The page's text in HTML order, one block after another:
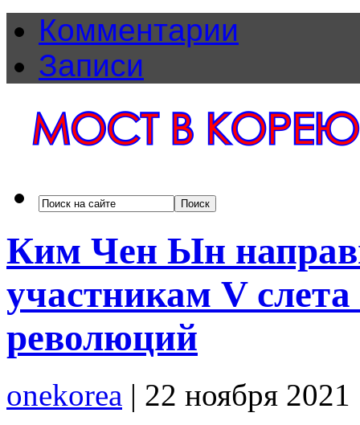
Комментарии
Записи
Ким Чен Ын
участникам V
революций
onekorea | 22 ноября 2021